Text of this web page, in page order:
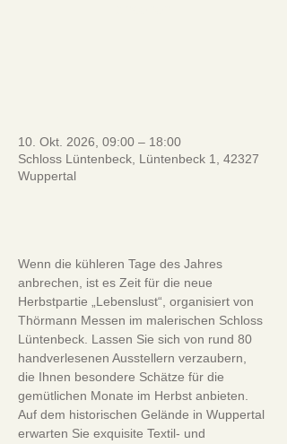
10. Okt. 2026, 09:00 – 18:00
Schloss Lüntenbeck, Lüntenbeck 1, 42327
Wuppertal
Wenn die kühleren Tage des Jahres
anbrechen, ist es Zeit für die neue
Herbstpartie „Lebenslust“, organisiert von
Thörmann Messen im malerischen Schloss
Lüntenbeck. Lassen Sie sich von rund 80
handverlesenen Ausstellern verzaubern,
die Ihnen besondere Schätze für die
gemütlichen Monate im Herbst anbieten.
Auf dem historischen Gelände in Wuppertal
erwarten Sie exquisite Textil- und